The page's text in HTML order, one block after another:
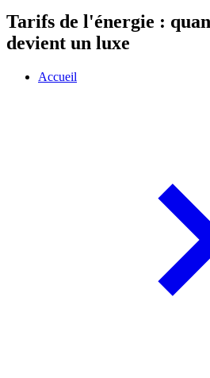
Tarifs de l'énergie :
devient un luxe
Accueil